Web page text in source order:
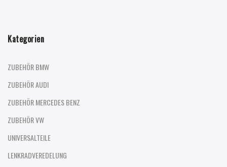
Kategorien
ZUBEHÖR BMW
ZUBEHÖR AUDI
ZUBEHÖR MERCEDES BENZ
ZUBEHÖR VW
UNIVERSALTEILE
LENKRADVEREDELUNG